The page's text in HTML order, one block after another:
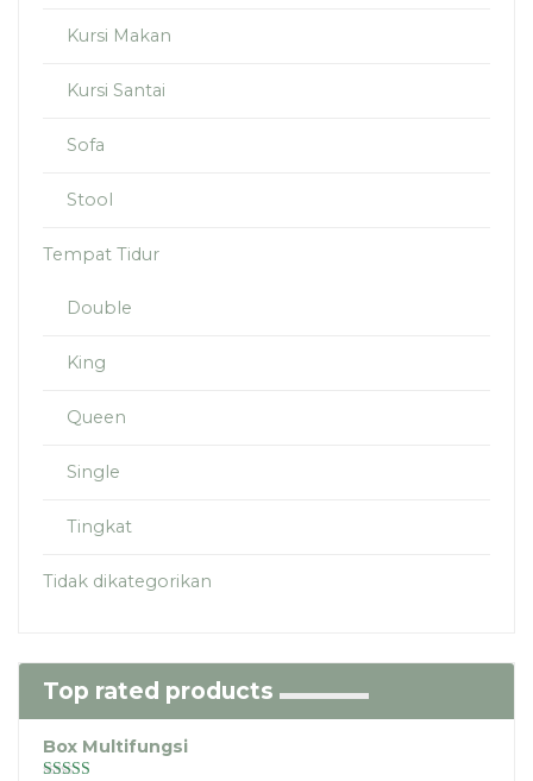
Kursi Makan
Kursi Santai
Sofa
Stool
Tempat Tidur
Double
King
Queen
Single
Tingkat
Tidak dikategorikan
Top rated products
Box Multifungsi